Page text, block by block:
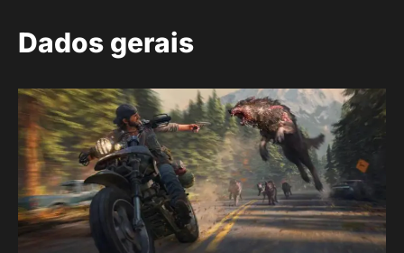
Dados gerais